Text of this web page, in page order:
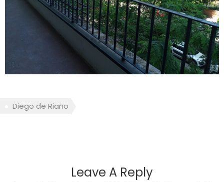
Diego de Riaño
Leave A Reply